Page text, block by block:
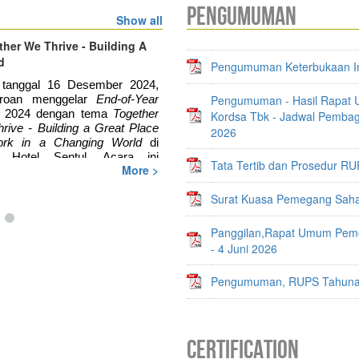
Show all
We Thrive - Building A
16 Desember 2024,
menggelar End-of-Year
2024 dengan tema Together
- Building a Great Place
in
a Changing World di
Hotel Sentul. Acara ini
untuk merayakan
dan memotivasi
More >
Kick-off Proyek Renovasi Sekolah
PENGUMUMAN
Pengumuman Keterbukaan
Pengumuman - Hasil Rapat
Kordsa Tbk - Jadwal
2026
Tata Tertib dan Prosedur
Surat Kuasa Pemegang
Panggilan,Rapat Umum
- 4 Juni 2026
Pengumuman, RUPS
CERTIFICATION